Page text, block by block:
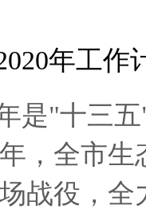
年工作
是"十三五
，全市
战役，全